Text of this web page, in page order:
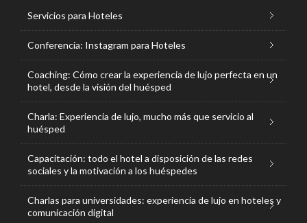
Servicios para Hoteles
Conferencia: Instagram para Hoteles
Coaching: Cómo crear la experiencia de lujo perfecta en un
hotel, desde la visión del huésped
Charla: Experiencia de lujo, mucho más que servicio al
huésped
Capacitación: todo el hotel a disposición de las redes
sociales y la motivación a los huéspedes
Charlas para universidades: experiencia de lujo en hoteles y
comunicación digital